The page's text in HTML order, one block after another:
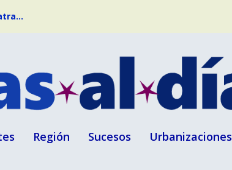
Región Sucesos Urbanizaciones